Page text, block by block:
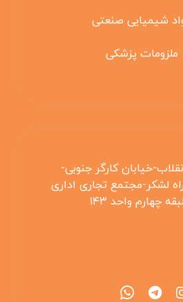
شیمیایی صنعتی
ملزومات پزشکی
خیابان کارگر جنوبی-
لشکر-مجتمع تجاری اداری
چهارم واحد ۱۴۳